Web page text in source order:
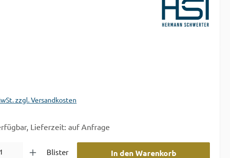
zzgl. Versandkosten
Lieferzeit: auf Anfrage
Blister In den Warenkorb